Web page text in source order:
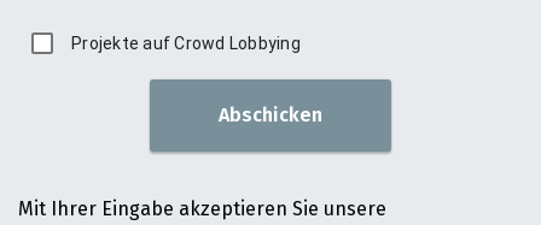
Projekte auf Crowd Lobbying
Abschicken
Mit Ihrer Eingabe akzeptieren Sie unsere